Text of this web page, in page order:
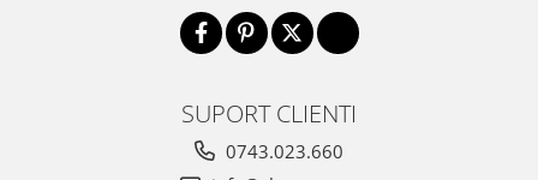
SUPORT CLIENTI
0743.023.660